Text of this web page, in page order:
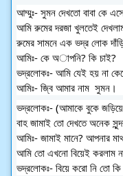
আম্মুঃ- সুমন দেখতো বাবা কে
আমি রুমের দরজা খুলতেই
রুমের সামনে এক ভদ্র লোক
আমিঃ- কে অাপনি? কি চাই?
ভদ্রলোকঃ- আমি যেই হয় না
আমিঃ- জ্বি আমার নাম  সুমন।
ভদ্রলোকঃ- (আমাকে বুকে
বাহ জামাই তো দেখতে অনেক
আমিঃ- জামাই মানে? আপনার
আমি তো এখনো বিয়েই করলাম
ভদ্রলোকঃ- বিয়ে করো নি তো কি